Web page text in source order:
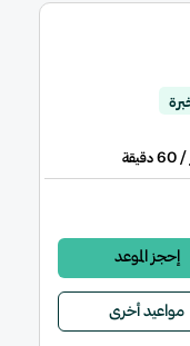
/ 60 دقيقة
إحجز الموعد
مواعيد أخرى